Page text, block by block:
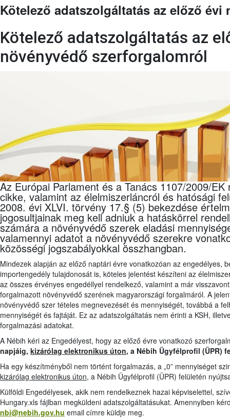
Kötelező adatszolgáltatás az előző
Kötelező adatszolgáltatás az
növényvédő szerforgalomról
Az Európai Parlament és a Tanács 1107/2009/EK
cikke, valamint az élelmiszerláncról és hatósági
2008. évi XLVI. törvény 17.§ (5) bekezdése
jogosultjainak meg kell adniuk a hatáskörrel
számára a növényvédő szerek eladási
valamennyi adatot a növényvédő szerekre
közösségi jogszabályokkal összhangban.
Mindezek alapján az előző naptári évre vonatkozóan az engedélyes,
importengedély tulajdonosát is, köteles jelentést készíteni az
az összes érvényes engedéllyel rendelkező, valamint a már
forgalmazott növényvédő szerének magyarországi forgalmáról. A
növényvédő szer tételes megnevezését és mennyiségét, továbbá a
mennyiségét és fajtáját. Ez az adatszolgáltatás nem érinti a KSH,
forgalmazási adatokat.
A Nébih kéri az Engedélyest, hogy az előző évre vonatkozó
napjáig, kizárólag elektronikus úton, a Nébih Ügyfélprofil (ÜPR)
Ha egy készítményből nem történt forgalmazás, a „0” mennyiséget
kizárólag elektronikus úton, a Nébih Ügyfélprofil (ÜPR) felületén
Külföldi Engedélyesek, akik nem rendelkeznek hazai képviselettel,
Hungary.xls fájlban megküldeni adatszolgáltatásukat. Amennyiben
nbi@nebih.gov.hu email címre küldje meg.